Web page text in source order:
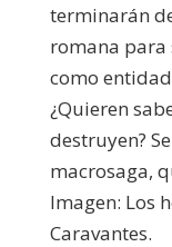
terminarán
romana
como
¿Quieren
destruyen?
macrosaga,
Imagen: Los
Caravantes.